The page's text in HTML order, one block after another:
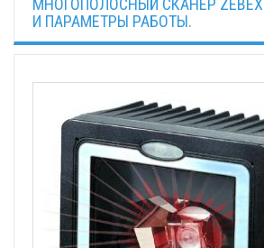
МНОГОПОЛОСНЫЙ СКАНЕР
И ПАРАМЕТРЫ РАБОТЫ.